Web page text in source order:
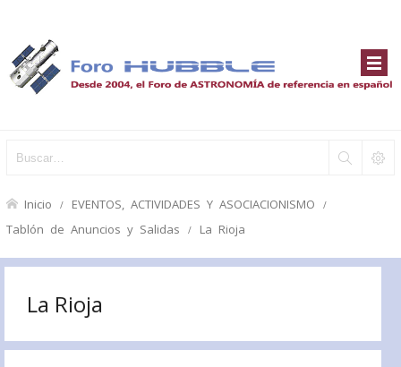
Inicio EVENTOS, ACTIVIDADES Y ASOCIACIONISMO
Tablón de Anuncios y Salidas La Rioja
La Rioja